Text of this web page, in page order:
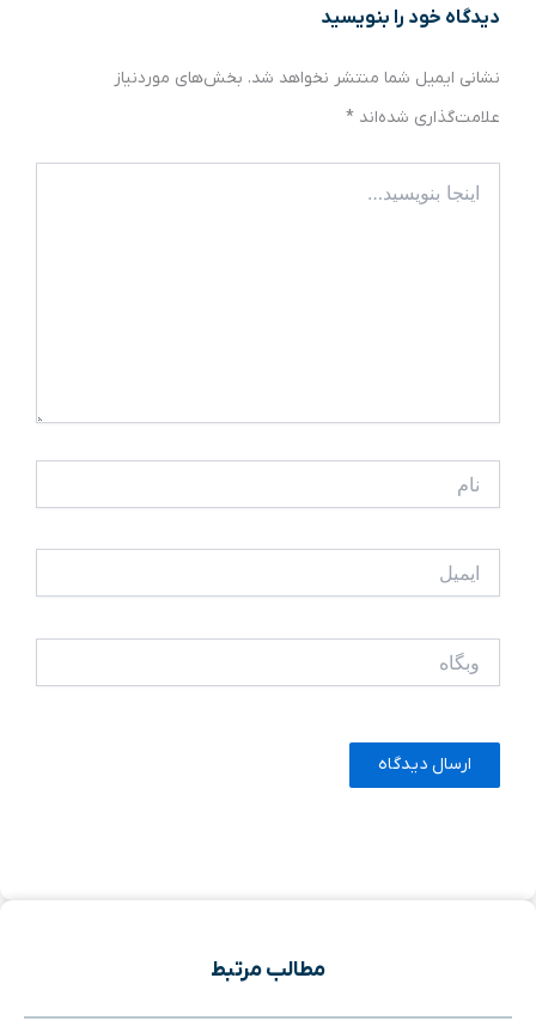
دیدگاه‌ خود را بنویسید
نشانی ایمیل شما منتشر نخواهد شد. بخش‌های موردنیاز
علامت‌گذاری شده‌اند *
بنویسید…
مطالب مرتبط